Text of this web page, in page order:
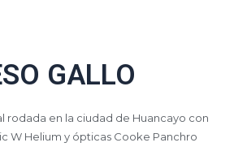
GALLO
rodada en la ciudad de Huancayo con
W Helium y ópticas Cooke Panchro